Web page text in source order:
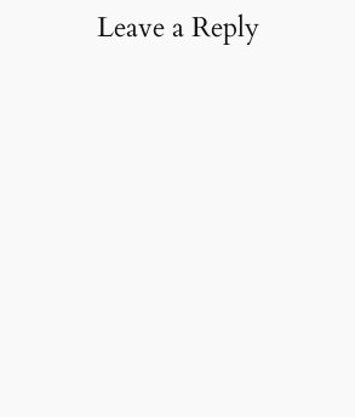
Leave a Reply